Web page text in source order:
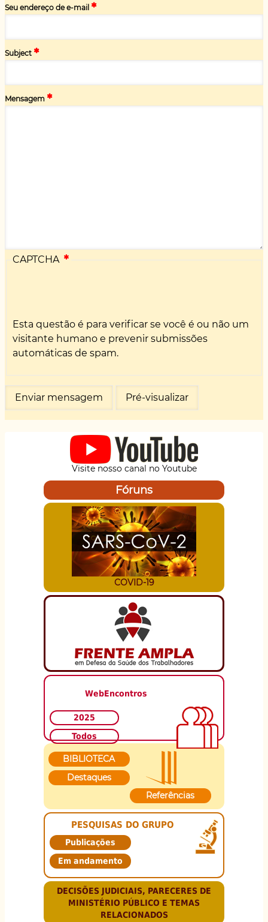
Seu endereço de e-mail
Subject
Mensagem
CAPTCHA
Esta questão é para verificar se você é ou não um
visitante humano e prevenir submissões
automáticas de spam.
Visite nosso canal no Youtube
Fóruns
COVID-19
WebEncontros
2025
Todos
BIBLIOTECA
Destaques
Referências
PESQUISAS DO GRUPO
Publicações
Em andamento
DECISÕES JUDICIAIS, PARECERES DE
MINISTÉRIO PÚBLICO E TEMAS
RELACIONADOS